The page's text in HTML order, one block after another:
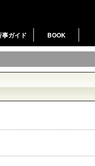
事ガイド BOOK